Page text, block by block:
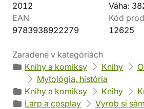
2012
Váha:
EAN
9783938922279
Kód
12625
Zaradené v kategóriách
Knihy a komiksy
Knihy
Mytológia, história
Knihy a komiksy
Knihy
Larp a cosplay
Vyrob si sám